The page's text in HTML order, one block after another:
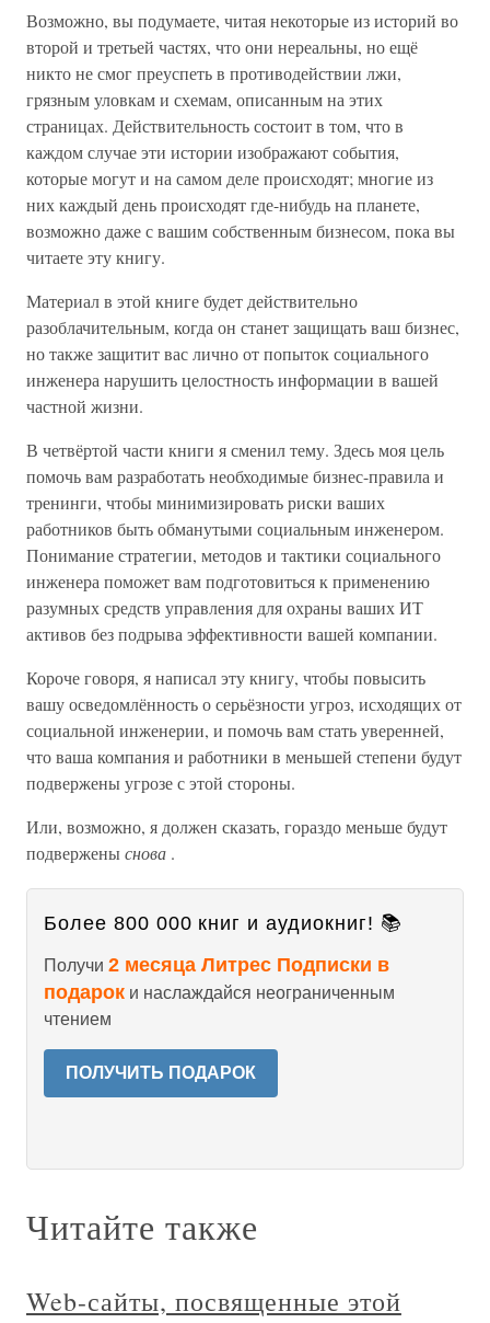
Возможно, вы подумаете, читая некоторые из историй во
второй и третьей частях, что они нереальны, но ещё
никто не смог преуспеть в противодействии лжи,
грязным уловкам и схемам, описанным на этих
страницах. Действительность состоит в том, что в
каждом случае эти истории изображают события,
которые могут и на самом деле происходят; многие из
них каждый день происходят где-нибудь на планете,
возможно даже с вашим собственным бизнесом, пока вы
читаете эту книгу.
Материал в этой книге будет действительно
разоблачительным, когда он станет защищать ваш бизнес,
но также защитит вас лично от попыток социального
инженера нарушить целостность информации в вашей
частной жизни.
В четвёртой части книги я сменил тему. Здесь моя цель
помочь вам разработать необходимые бизнес-правила и
тренинги, чтобы минимизировать риски ваших
работников быть обманутыми социальным инженером.
Понимание стратегии, методов и тактики социального
инженера поможет вам подготовиться к применению
разумных средств управления для охраны ваших ИТ
активов без подрыва эффективности вашей компании.
Короче говоря, я написал эту книгу, чтобы повысить
вашу осведомлённость о серьёзности угроз, исходящих от
социальной инженерии, и помочь вам стать уверенней,
что ваша компания и работники в меньшей степени будут
подвержены угрозе с этой стороны.
Или, возможно, я должен сказать, гораздо меньше будут
подверженыснова .
Более 800 000 книг и аудиокниг! 📚
Получи 2 месяца Литрес Подписки в
подарок и наслаждайся неограниченным
чтением
ПОЛУЧИТЬ ПОДАРОК
Читайте также
Web-сайты, посвященные этой